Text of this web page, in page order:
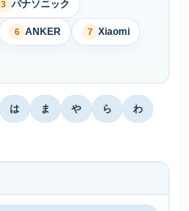
3 パナソニック
6 ANKER 7 Xiaomi
は ま や ら わ